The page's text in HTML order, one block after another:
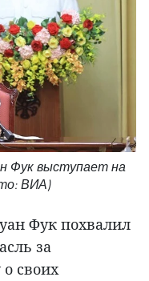
Фук выступает на
ВИА)
Фук похвалил
за
своих